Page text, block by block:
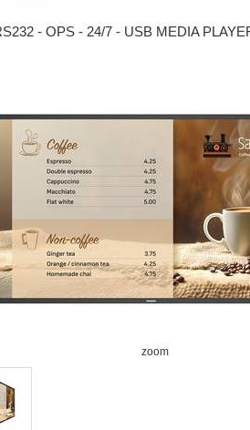
- OPS - 24/7 - USB MEDIA
zoom